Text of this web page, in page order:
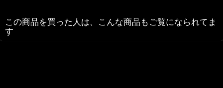
この商品を買った人は、こんな商品もご覧になられてま
す